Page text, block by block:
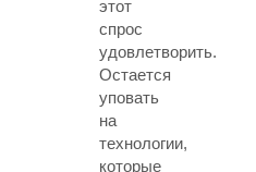
этот
спрос
удовлетворить.
Остается
уповать
на
технологии,
которые